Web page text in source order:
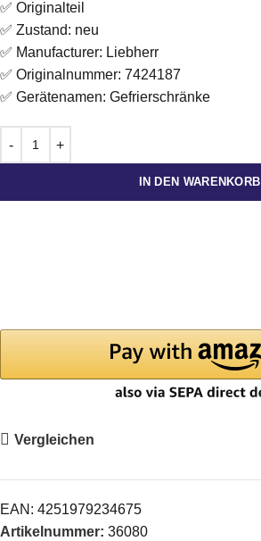
✅ Originalteil
✅ Zustand: neu
✅ Manufacturer: Liebherr
✅ Originalnummer: 7424187
✅ Gerätenamen: Gefrierschränke
IN DEN WARENKORB
Vergleichen
EAN: 4251979234675
Artikelnummer: 36080